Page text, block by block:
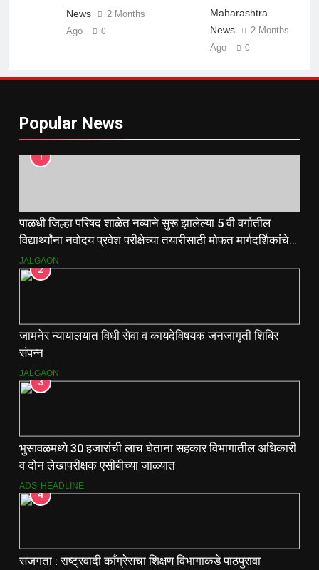
News
2 Months
Ago
0
Maharashtra
News
2 Months
Ago
0
Popular News
1
पाळधी जिल्हा परिषद शाळेत नव्याने सुरू झालेल्या 5 वी वर्गातील
विद्यार्थ्यांना नवोदय प्रवेश परीक्षेच्या तयारीसाठी मोफत मार्गदर्शिकांचे
वाटप.
JALGAON
2
जामनेर न्यायालयात विधी सेवा व कायदेविषयक जनजागृती शिबिर
संपन्न
JALGAON
3
भुसावळमध्ये 30 हजारांची लाच घेताना सहकार विभागातील अधिकारी
व दोन लेखापरीक्षक एसीबीच्या जाळ्यात
ADS HEADLINE
4
सजगता : राष्ट्रवादी काँग्रेसचा शिक्षण विभागाकडे पाठपुरावा